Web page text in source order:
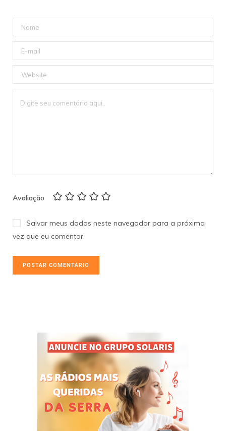
Avaliação
Salvar meus dados neste navegador para a próxima
vez que eu comentar.